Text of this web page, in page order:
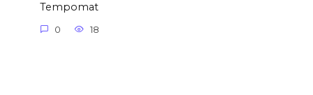
Tempomat
0 18